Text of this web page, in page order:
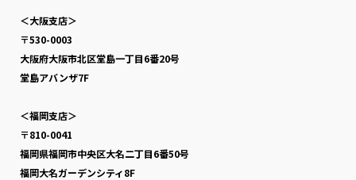
＜大阪支店＞
〒530-0003
大阪府大阪市北区堂島一丁目6番20号
堂島アバンザ7F
＜福岡支店＞
〒810-0041
福岡県福岡市中央区大名二丁目6番50号
福岡大名ガーデンシティ8F